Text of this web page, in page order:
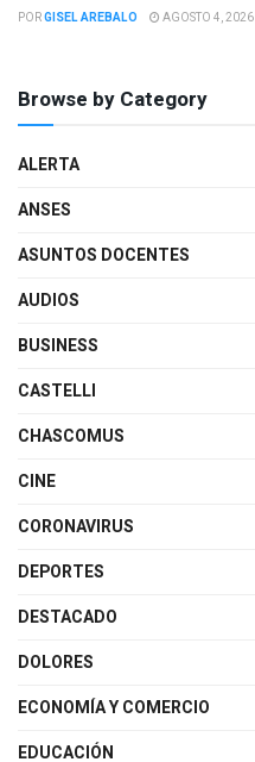
PORGISEL AREBALO AGOSTO 4, 2026
Browse by Category
ALERTA
ANSES
ASUNTOS DOCENTES
AUDIOS
BUSINESS
CASTELLI
CHASCOMUS
CINE
CORONAVIRUS
DEPORTES
DESTACADO
DOLORES
ECONOMÍA Y COMERCIO
EDUCACIÓN